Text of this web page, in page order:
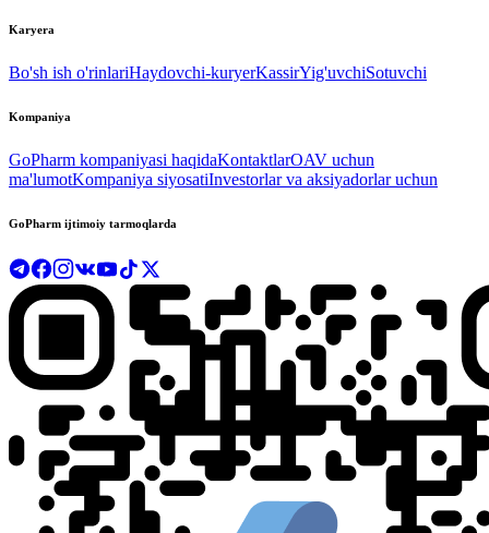
Karyera
Bo'sh ish o'rinlariHaydovchi-kuryerKassirYig'uvchiSotuvchi
Kompaniya
GoPharm kompaniyasi haqidaKontaktlarOAV uchun
ma'lumotKompaniya siyosatiInvestorlar va aksiyadorlar uchun
GoPharm ijtimoiy tarmoqlarda